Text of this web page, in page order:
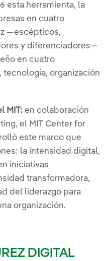
esta herramienta, la
en cuatro
—escépticos,
y diferenciadores—
en cuatro
organización
MIT: en colaboración
el MIT Center for
este marco que
la intensidad digital,
iniciativas
transformadora,
del liderazgo para
organización.
DIGITAL